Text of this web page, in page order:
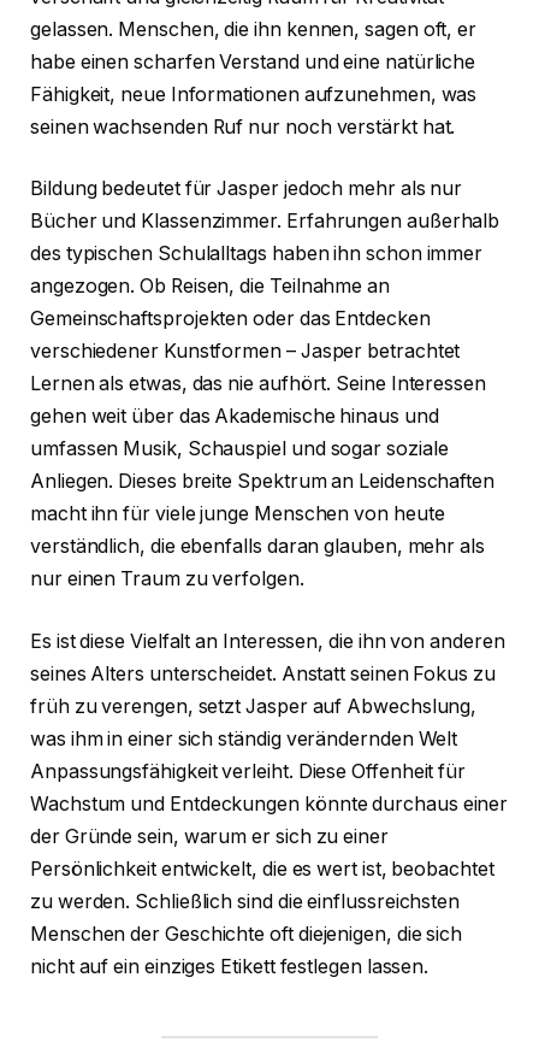
gelassen. Menschen, die ihn kennen, sagen oft, er
habe einen scharfen Verstand und eine natürliche
Fähigkeit, neue Informationen aufzunehmen, was
seinen wachsenden Ruf nur noch verstärkt hat.
Bildung bedeutet für Jasper jedoch mehr als nur
Bücher und Klassenzimmer. Erfahrungen außerhalb
des typischen Schulalltags haben ihn schon immer
angezogen. Ob Reisen, die Teilnahme an
Gemeinschaftsprojekten oder das Entdecken
verschiedener Kunstformen – Jasper betrachtet
Lernen als etwas, das nie aufhört. Seine Interessen
gehen weit über das Akademische hinaus und
umfassen Musik, Schauspiel und sogar soziale
Anliegen. Dieses breite Spektrum an Leidenschaften
macht ihn für viele junge Menschen von heute
verständlich, die ebenfalls daran glauben, mehr als
nur einen Traum zu verfolgen.
Es ist diese Vielfalt an Interessen, die ihn von anderen
seines Alters unterscheidet. Anstatt seinen Fokus zu
früh zu verengen, setzt Jasper auf Abwechslung,
was ihm in einer sich ständig verändernden Welt
Anpassungsfähigkeit verleiht. Diese Offenheit für
Wachstum und Entdeckungen könnte durchaus einer
der Gründe sein, warum er sich zu einer
Persönlichkeit entwickelt, die es wert ist, beobachtet
zu werden. Schließlich sind die einflussreichsten
Menschen der Geschichte oft diejenigen, die sich
nicht auf ein einziges Etikett festlegen lassen.